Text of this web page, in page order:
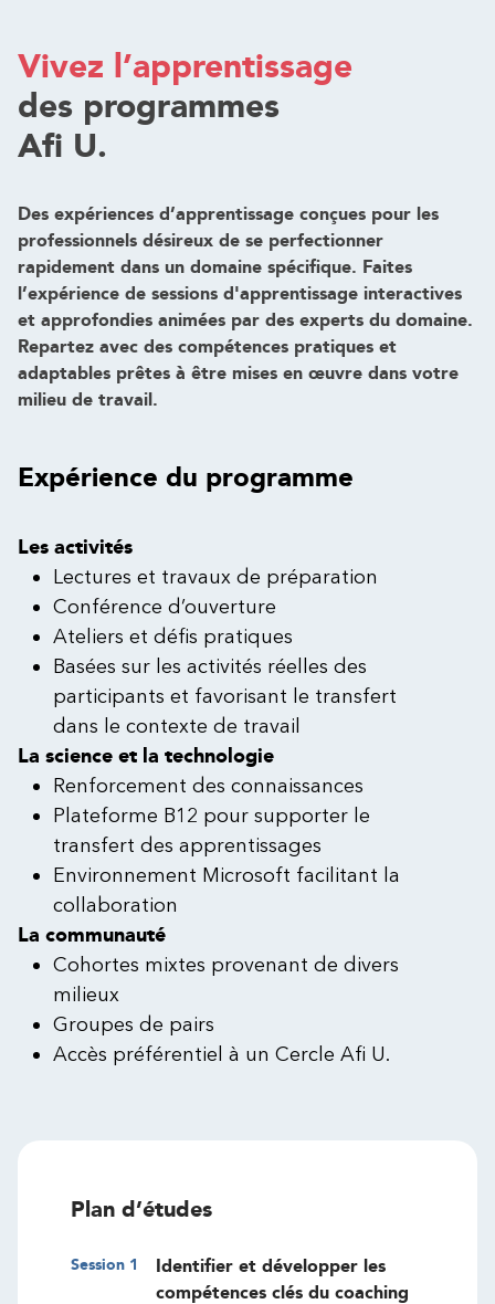
Vivez l’apprentissage
des programmes
Afi U.
Des expériences d’apprentissage conçues pour les
professionnels désireux de se perfectionner
rapidement dans un domaine spécifique. Faites
l’expérience de sessions d'apprentissage interactives
et approfondies animées par des experts du domaine.
Repartez avec des compétences pratiques et
adaptables prêtes à être mises en œuvre dans votre
milieu de travail.
Expérience du programme
Les activités
Lectures et travaux de préparation
Conférence d’ouverture
Ateliers et défis pratiques
Basées sur les activités réelles des
participants et favorisant le transfert
dans le contexte de travail
La science et la technologie
Renforcement des connaissances
Plateforme B12 pour supporter le
transfert des apprentissages
Environnement Microsoft facilitant la
collaboration
La communauté
Cohortes mixtes provenant de divers
milieux
Groupes de pairs
Accès préférentiel à un Cercle Afi U.
Plan d’études
Session 1
Identifier et développer les
compétences clés du coaching